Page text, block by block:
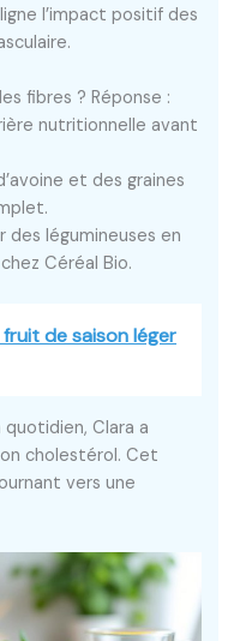
l’impact positif des
fibres ? Réponse :
nutritionnelle avant
et des graines
légumineuses en
Céréal Bio.
de saison léger
Clara a
cholestérol. Cet
vers une